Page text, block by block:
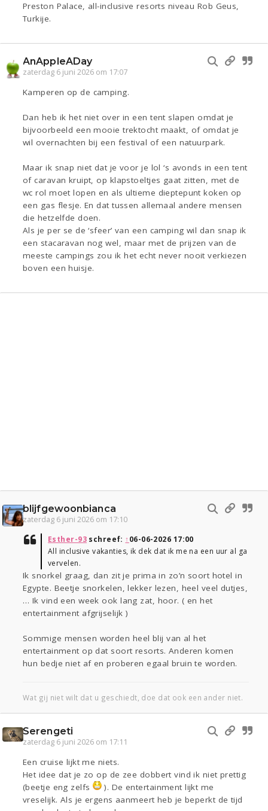
Preston Palace, all-inclusive resorts niveau Rob Geus,
Turkije.
AnAppleADay
zaterdag 6 juni 2026 om 17:07
Kamperen op de camping.
Dan heb ik het niet over in een tent slapen omdat je
bijvoorbeeld een mooie trektocht maakt, of omdat je
wil overnachten bij een festival of een natuurpark.
Maar ik snap niet dat je voor je lol ‘s avonds in een tent
of caravan kruipt, op klapstoeltjes gaat zitten, met de
wc rol moet lopen en als ultieme dieptepunt koken op
een gas flesje. En dat tussen allemaal andere mensen
die hetzelfde doen.
Als je per se de ‘sfeer’ van een camping wil dan snap ik
een stacaravan nog wel, maar met de prijzen van de
meeste campings zou ik het echt never nooit verkiezen
boven een huisje.
blijfgewoonbianca
zaterdag 6 juni 2026 om 17:10
Esther-93schreef: ↑06-06-2026 17:00
All inclusive vakanties, ik dek dat ik me na een uur al ga
vervelen.
Ik snorkel graag, dan zit je prima in zo’n soort hotel in
Egypte. Beetje snorkelen, lekker lezen, heel veel dutjes,
… Ik vind een week ook lang zat, hoor. ( en het
entertainment afgrijselijk )
Sommige mensen worden heel blij van al het
entertainment op dat soort resorts. Anderen komen
hun bedje niet af en proberen egaal bruin te worden.
Wat gij niet wilt dat u geschiedt, doe dat ook een ander niet.
Serengeti
zaterdag 6 juni 2026 om 17:11
Een cruise lijkt me niets.
Het idee dat je zo op de zee dobbert vind ik niet prettig
(beetje eng zelfs
). De entertainment lijkt me
vreselijk. Als je ergens aanmeert heb je beperkt de tijd